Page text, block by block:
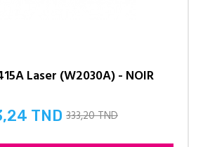
Laser (W2030A) - NOIR
Prix
TND 333,20 TND